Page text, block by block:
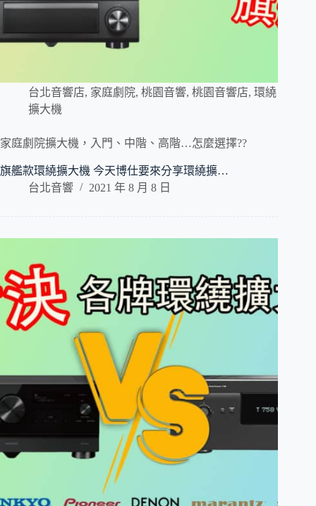
台北音響店, 家庭劇院, 桃園音響, 桃園音響店, 環繞
擴大機
家庭劇院擴大機，入門、中階、高階…怎麼選擇??
旗艦款環繞擴大機 今天博仕要來分享環繞擴…
台北音響
2021 年 8 月 8 日